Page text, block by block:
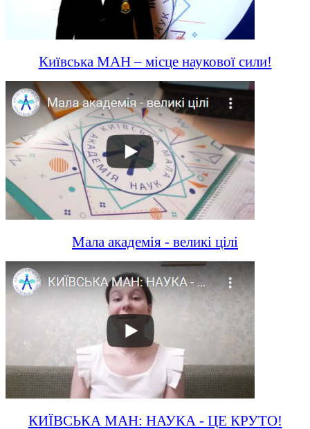
Київська МАН – місце наукової сили!
Мала академія - великі цілі
КИЇВСЬКА МАН: НАУКА - ЦЕ КРУТО!